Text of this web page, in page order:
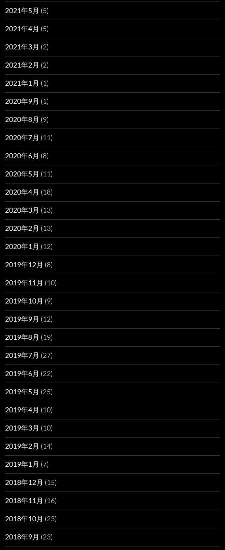
2021年5月 (5)
2021年4月 (5)
2021年3月 (2)
2021年2月 (2)
2021年1月 (1)
2020年9月 (1)
2020年8月 (9)
2020年7月 (11)
2020年6月 (8)
2020年5月 (11)
2020年4月 (18)
2020年3月 (13)
2020年2月 (13)
2020年1月 (12)
2019年12月 (8)
2019年11月 (10)
2019年10月 (9)
2019年9月 (12)
2019年8月 (19)
2019年7月 (27)
2019年6月 (22)
2019年5月 (25)
2019年4月 (10)
2019年3月 (10)
2019年2月 (14)
2019年1月 (7)
2018年12月 (15)
2018年11月 (16)
2018年10月 (23)
2018年9月 (23)